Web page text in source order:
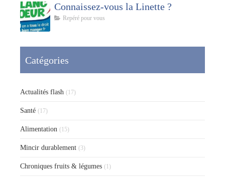
Connaissez-vous la Linette ?
Repéré pour vous
Catégories
Actualités flash (17)
Santé (17)
Alimentation (15)
Mincir durablement (3)
Chroniques fruits & légumes (1)